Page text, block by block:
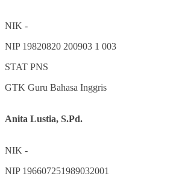
NIK -
NIP 19820820 200903 1 003
STAT PNS
GTK Guru Bahasa Inggris
Anita Lustia, S.Pd.
NIK -
NIP 196607251989032001